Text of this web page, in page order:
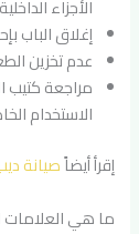
الأجزاء
إغلاق الباب
عدم تخزين
مراجعة كتيب
الاستخدام
إقرأ أيضاًصيانة
ما هي العلامات